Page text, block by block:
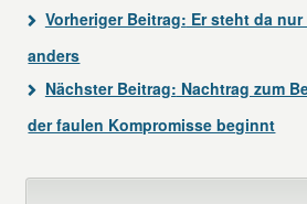
Vorheriger Beitrag: Er steht da
anders
Nächster Beitrag: Nachtrag zum
der faulen Kompromisse beginnt